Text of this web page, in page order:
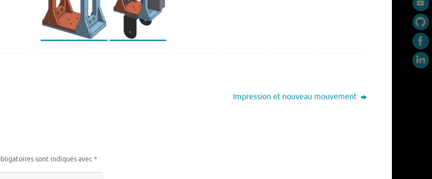
Impression et nouveau mouvement
sont indiqués avec *